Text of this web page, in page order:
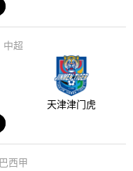
中超
天津津门虎
巴西甲